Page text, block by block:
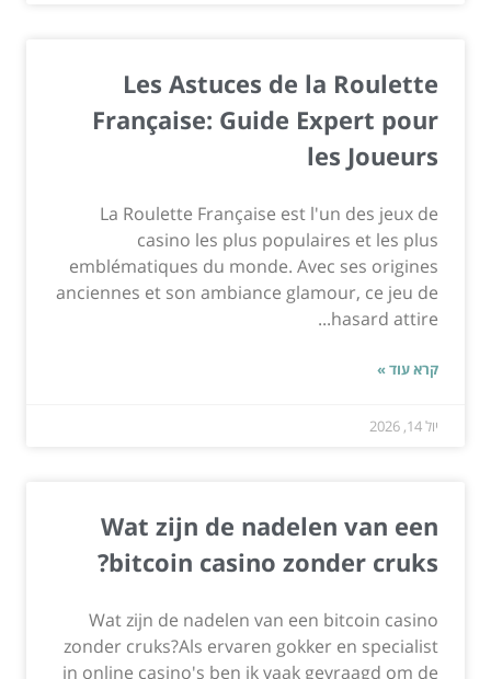
Les Astuces de la Roulette
Française: Guide Expert pour
les Joueurs
La Roulette Française est l'un des jeux de
casino les plus populaires et les plus
emblématiques du monde. Avec ses origines
anciennes et son ambiance glamour, ce jeu de
hasard attire...
קרא עוד »
יול 14, 2026
Wat zijn de nadelen van een
bitcoin casino zonder cruks?
Wat zijn de nadelen van een bitcoin casino
zonder cruks?Als ervaren gokker en specialist
in online casino's ben ik vaak gevraagd om de